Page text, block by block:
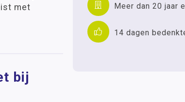
Meer dan 20 jaar
14 dagen
met
bij